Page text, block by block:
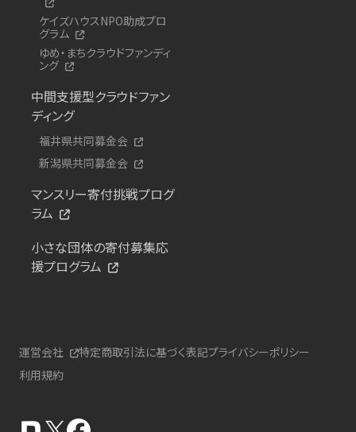
ケイズハウスNPO助成プロ
グラム
ゆめ・まちクラウドファンディ
ング
中間支援型クラウドファン
ディング
福井県共同募金会
新潟県共同募金会
マンスリー寄付挑戦プログ
ラム
小さな団体の寄付募集応
援プログラム
運営会社 特定商取引法に基づく表記プライバシーポリシー
利用規約